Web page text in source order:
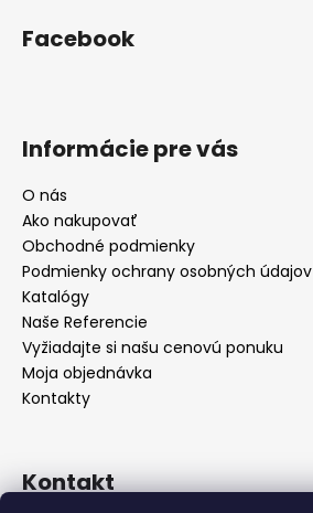
Facebook
Informácie pre vás
O nás
Ako nakupovať
Obchodné podmienky
Podmienky ochrany osobných údajov
Katalógy
Naše Referencie
Vyžiadajte si našu cenovú ponuku
Moja objednávka
Kontakty
Kontakt